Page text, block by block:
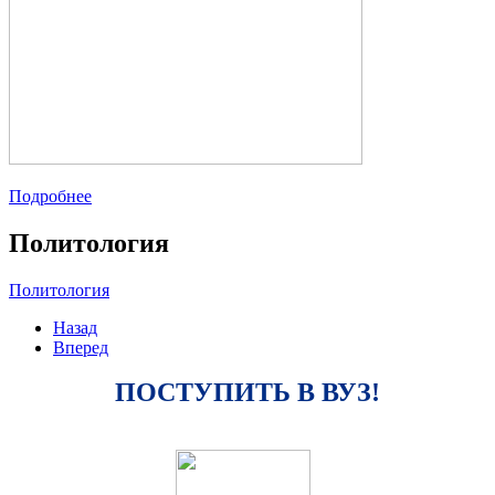
Подробнее
Политология
Политология
Назад
Вперед
ПОСТУПИТЬ В ВУЗ!